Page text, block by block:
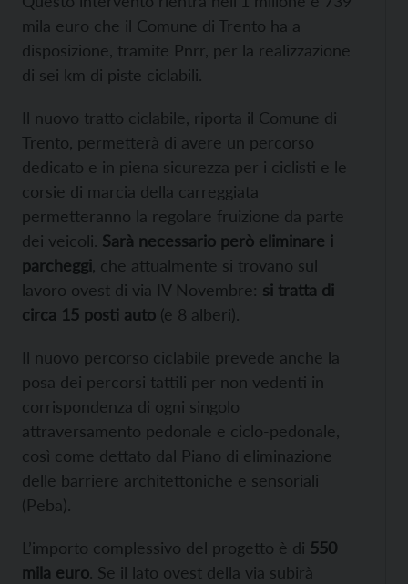
mila euro che il Comune di Trento ha a
disposizione, tramite Pnrr, per la realizzazione
di sei km di piste ciclabili.
Il nuovo tratto ciclabile, riporta il Comune di
Trento, permetterà di avere un percorso
dedicato e in piena sicurezza per i ciclisti e le
corsie di marcia della carreggiata
permetteranno la regolare fruizione da parte
dei veicoli. Sarà necessario però eliminare i
parcheggi , che attualmente si trovano sul
lavoro ovest di via IV Novembre: si tratta di
circa 15 posti auto (e 8 alberi).
Il nuovo percorso ciclabile prevede anche la
posa dei percorsi tattili per non vedenti in
corrispondenza di ogni singolo
attraversamento pedonale e ciclo-pedonale,
così come dettato dal Piano di eliminazione
delle barriere architettoniche e sensoriali
(Peba).
L’importo complessivo del progetto è di 550
mila euro. Se il lato ovest della via subirà